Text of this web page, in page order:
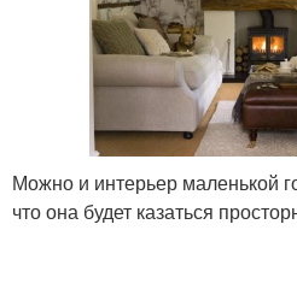
Можно и интерьер маленькой
что она будет казаться